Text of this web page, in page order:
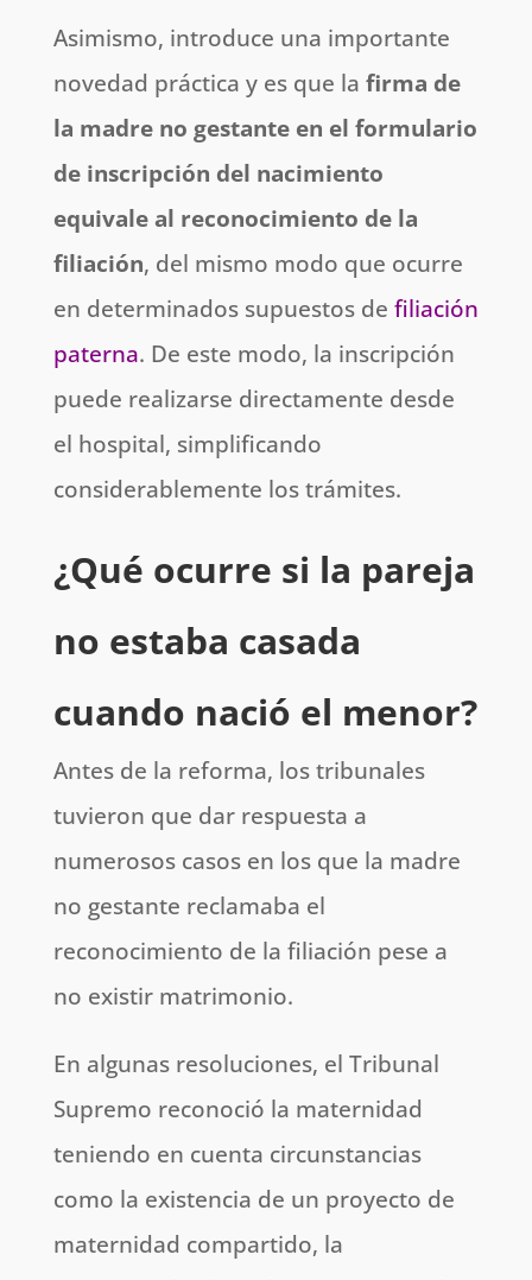
Asimismo, introduce una importante
novedad práctica y es que la firma de
la madre no gestante en el formulario
de inscripción del nacimiento
equivale al reconocimiento de la
filiación, del mismo modo que ocurre
en determinados supuestos de filiación
paterna. De este modo, la inscripción
puede realizarse directamente desde
el hospital, simplificando
considerablemente los trámites.
¿Qué ocurre si la pareja
no estaba casada
cuando nació el menor?
Antes de la reforma, los tribunales
tuvieron que dar respuesta a
numerosos casos en los que la madre
no gestante reclamaba el
reconocimiento de la filiación pese a
no existir matrimonio.
En algunas resoluciones, el Tribunal
Supremo reconoció la maternidad
teniendo en cuenta circunstancias
como la existencia de un proyecto de
maternidad compartido, la